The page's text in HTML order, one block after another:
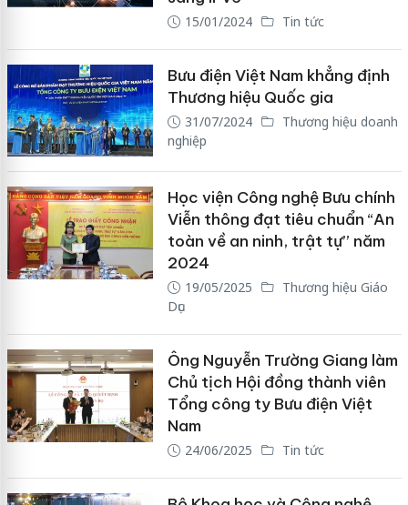
15/01/2024 Tin tức
Bưu điện Việt Nam khẳng định
Thương hiệu Quốc gia
31/07/2024
Thương hiệu doanh
nghiệp
Học viện Công nghệ Bưu chính
Viễn thông đạt tiêu chuẩn “An
toàn về an ninh, trật tự” năm
2024
19/05/2025
Thương hiệu Giáo
Dục
Ông Nguyễn Trường Giang làm
Chủ tịch Hội đồng thành viên
Tổng công ty Bưu điện Việt
Nam
24/06/2025 Tin tức